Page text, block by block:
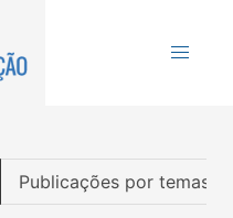
Publicações por temas